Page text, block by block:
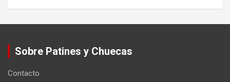
Sobre Patines y Chuecas
Contacto